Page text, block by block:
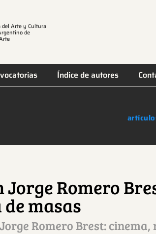
del Arte y Cultura
de
Índice de autores
Jorge Romero
masas
Romero Brest: